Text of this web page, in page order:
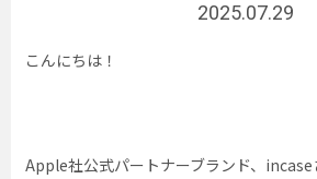
2025.07.29
こんにちは！
Apple社公式パートナーブランド、incase